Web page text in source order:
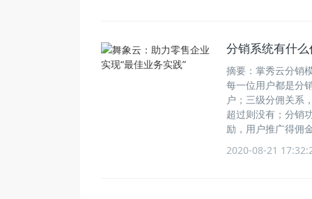
分销系统有什么
摘要：掌秀云分销
每一位用户都是分
户；三级分佣关系
超过则没有；分销
励，用户推广得佣
2020-08-21